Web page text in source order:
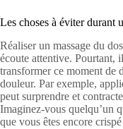
Les choses à éviter durant
Réaliser un massage du
écoute attentive. Pourtant,
transformer ce moment de
douleur. Par exemple,
peut surprendre et
Imaginez-vous quelqu’un
que vous êtes encore